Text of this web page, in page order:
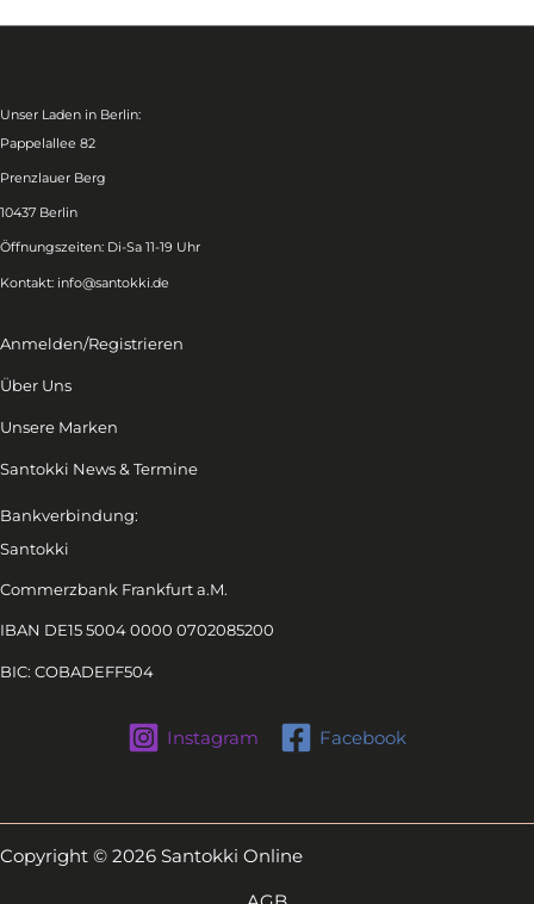
Unser Laden in Berlin:
Pappelallee 82
Prenzlauer Berg
10437 Berlin
Öffnungszeiten: Di-Sa 11-19 Uhr
Kontakt: info@santokki.de
Anmelden/Registrieren
Über Uns
Unsere Marken
Santokki News & Termine
Bankverbindung:
Santokki
Commerzbank Frankfurt a.M.
IBAN DE15 5004 0000 0702085200
BIC: COBADEFF504
Instagram Facebook
Copyright © 2026 Santokki Online